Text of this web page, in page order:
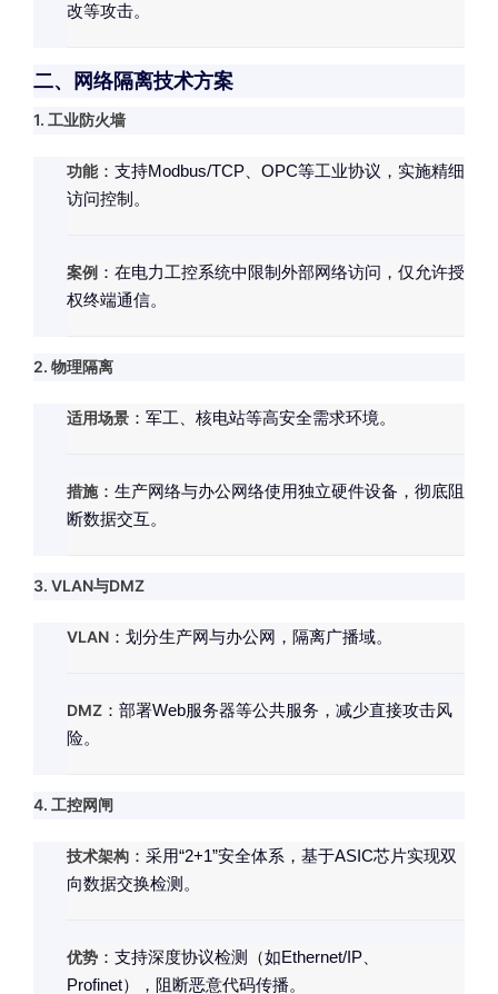
改等攻击。
二、网络隔离技术方案
1. 工业防火墙
功能：支持Modbus/TCP、OPC等工业协议，实施精细
访问控制。
案例 ：在电力工控系统中限制外部网络访问，仅允许授
权终端通信。
2. 物理隔离
适用场景 ：军工、核电站等高安全需求环境。
措施：生产网络与办公网络使用独立硬件设备，彻底阻
断数据交互。
3. VLAN与DMZ
VLAN ：划分生产网与办公网，隔离广播域。
DMZ ：部署Web服务器等公共服务，减少直接攻击风
险。
4. 工控网闸
技术架构 ：采用“2+1”安全体系，基于ASIC芯片实现双
向数据交换检测。
优势 ：支持深度协议检测（如Ethernet/IP、
Profinet），阻断恶意代码传播。